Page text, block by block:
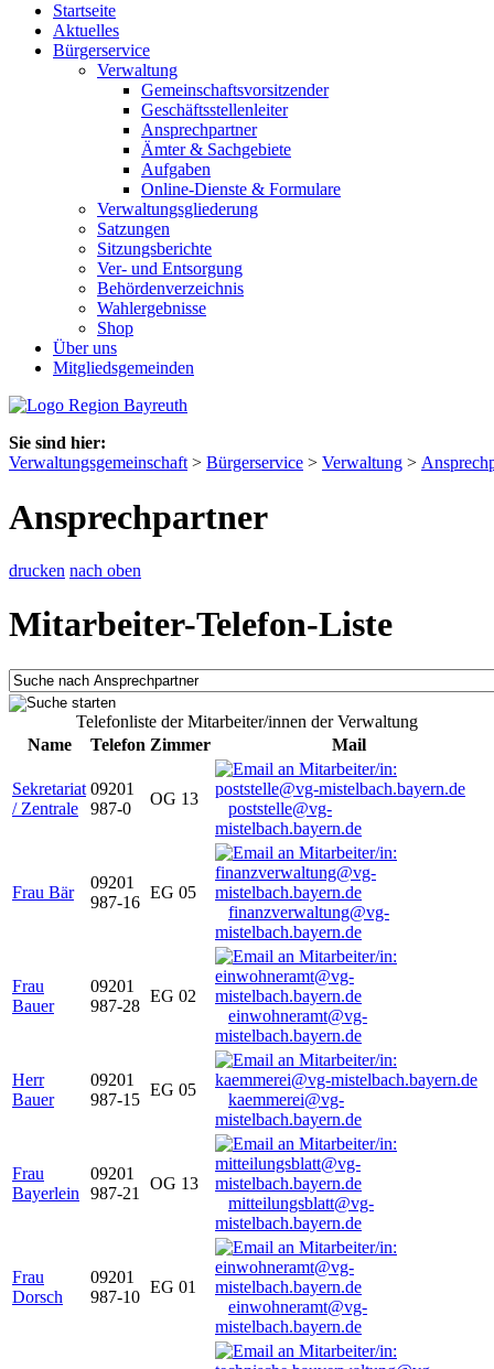
Startseite
Aktuelles
Bürgerservice
Verwaltung
Gemeinschaftsvorsitzender
Geschäftsstellenleiter
Ansprechpartner
Ämter & Sachgebiete
Aufgaben
Online-Dienste & Formulare
Verwaltungsgliederung
Satzungen
Sitzungsberichte
Ver- und Entsorgung
Behördenverzeichnis
Wahlergebnisse
Shop
Über uns
Mitgliedsgemeinden
Sie sind hier:
Verwaltungsgemeinschaft > Bürgerservice > Verwaltung >
Ansprechpartner
drucken nach oben
Mitarbeiter-Telefon-Liste
Telefonliste der Mitarbeiter/innen der Verwaltung
Name
Telefon Zimmer Mail
Sekretariat
/ Zentrale
09201
987-0
OG 13
poststelle@vg-
mistelbach.bayern.de
Frau Bär
09201
987-16
EG 05
finanzverwaltung@vg-
mistelbach.bayern.de
Frau
Bauer
09201
987-28
EG 02
einwohneramt@vg-
mistelbach.bayern.de
Herr
Bauer
09201
987-15
EG 05
kaemmerei@vg-
mistelbach.bayern.de
Frau
Bayerlein
09201
987-21
OG 13
mitteilungsblatt@vg-
mistelbach.bayern.de
Frau
Dorsch
09201
987-10
EG 01
einwohneramt@vg-
mistelbach.bayern.de